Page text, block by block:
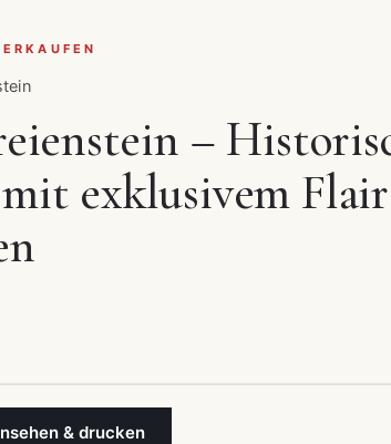
–
exklusivem
& drucken